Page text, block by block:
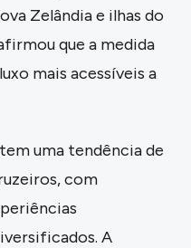
Zelândia e ilhas do
que a medida
mais acessíveis a
uma tendência de
com
A